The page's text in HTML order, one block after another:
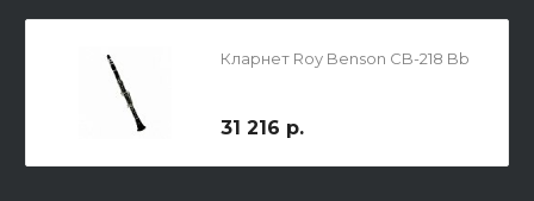
Кларнет Roy Benson CB-218 Bb
31 216 р.